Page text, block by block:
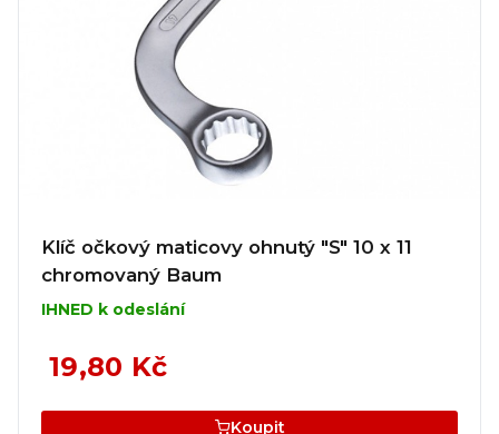
Klíč očkový maticovy ohnutý "S" 10 x 11
chromovaný Baum
IHNED k odeslání
19,80 Kč
Koupit